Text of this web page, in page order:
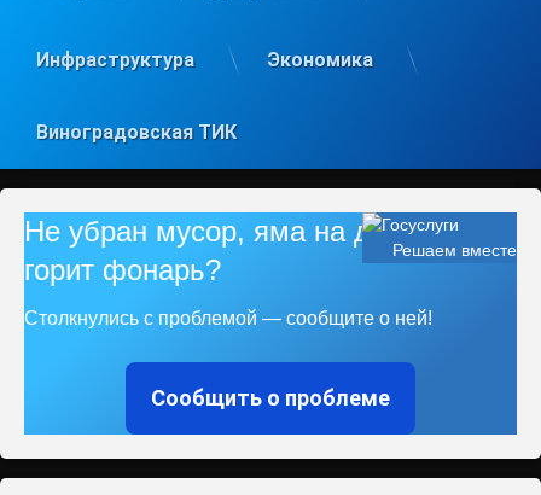
Инфраструктура Экономика
Виноградовская ТИК
Решаем вместе
Не убран мусор, яма на дороге, не
горит фонарь?
Столкнулись с проблемой — сообщите о ней!
Сообщить о проблеме